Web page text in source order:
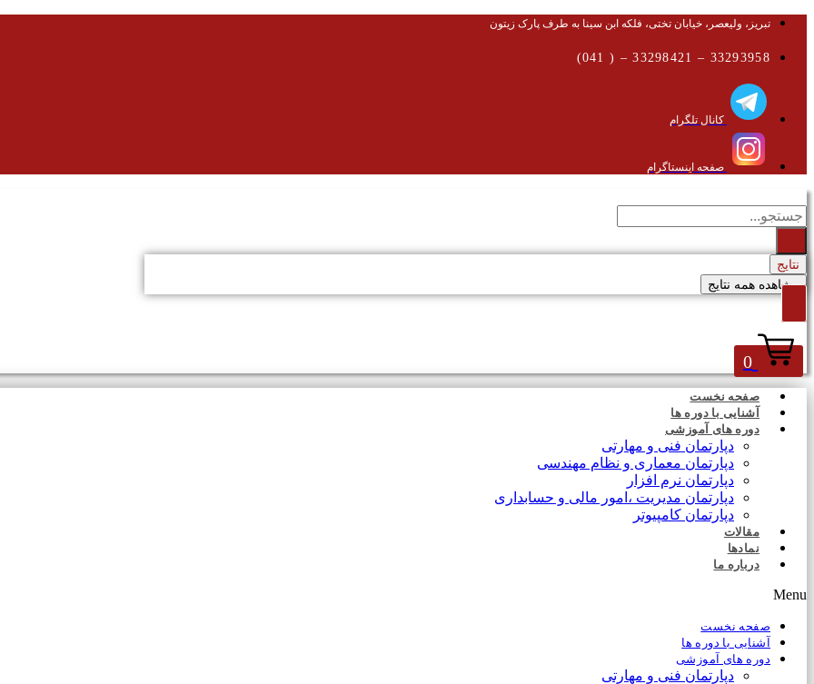
تبریز، ولیعصر، خیابان تختی، فلکه ابن سینا به طرف پارک زیتون
33293958 – 33298421 – ( 041)
کانال تلگرام
صفحه اینستاگرام
جستجو
...
نتایج
مشاهده همه نتایج
0
صفحه نخست
آشنایی با دوره ها
دوره های آموزشی
دپارتمان فنی و مهارتی
دپارتمان معماری و نظام مهندسی
دپارتمان نرم افزار
دپارتمان مدیریت ،امور مالی و حسابداری
دپارتمان کامپیوتر
مقالات
نمادها
درباره ما
Menu
صفحه نخست
آشنایی با دوره ها
دوره های آموزشی
دپارتمان فنی و مهارتی